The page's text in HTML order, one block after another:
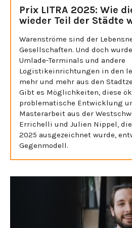
Prix LITRA 2025: Wie
wieder Teil der Städte
Warenströme sind der
Gesellschaften. Und doch
Umlade-Terminals und andere
Logistikeinrichtungen in den
mehr und mehr aus den
Gibt es Möglichkeiten, diese
problematische Entwicklung
Masterarbeit aus der
Errichelli und Julien Nippel,
2025 ausgezeichnet wurde,
Gegenmodell.